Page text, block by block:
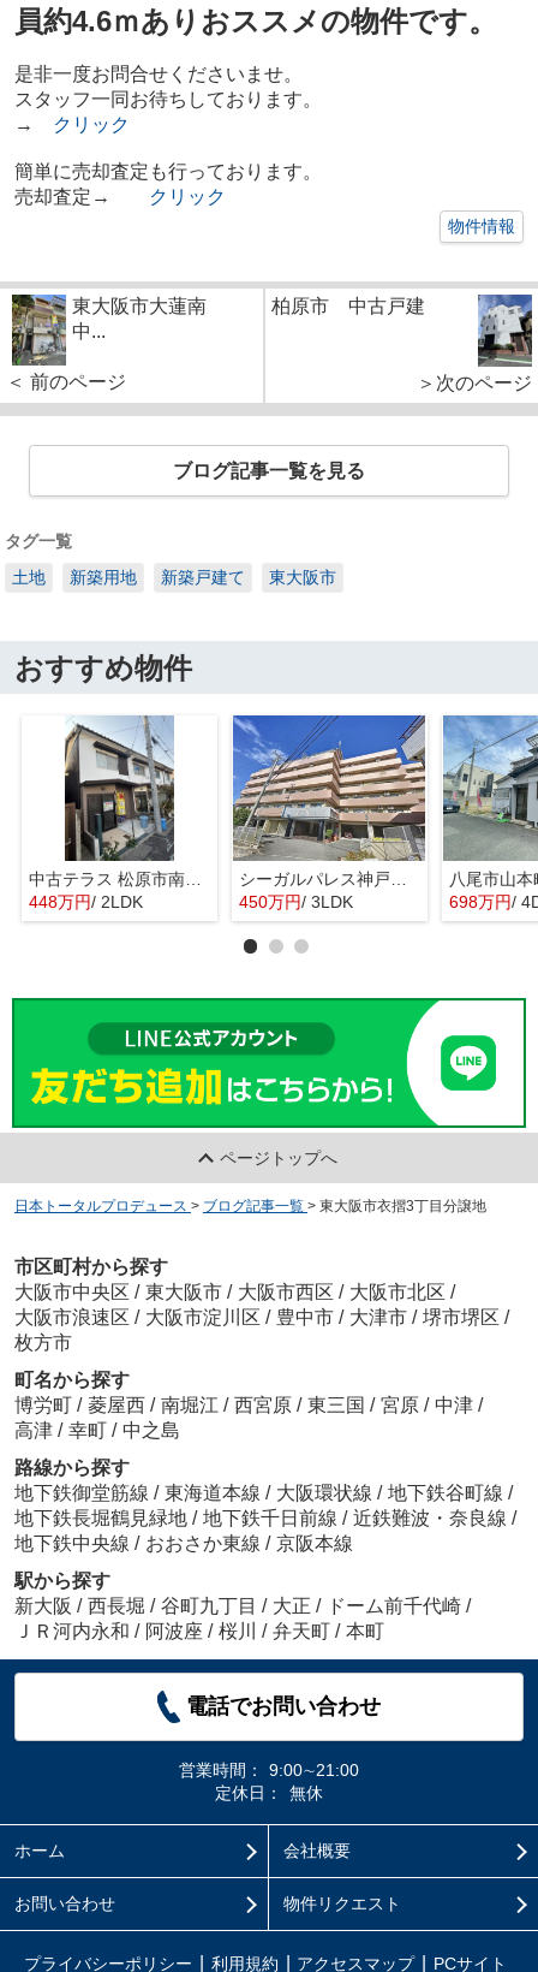
員約4.6ｍありおススメの物件です。
是非一度お問合せくださいませ。
スタッフ一同お待ちしております。
→
クリック
簡単に売却査定も行っております。
売却査定→
クリック
物件情報
東大阪市大蓮南
中...
＜ 前のページ
柏原市 中古戸建
＞次のページ
ブログ記事一覧を見る
タグ一覧
土地
新築用地 新築戸建て 東大阪市
おすすめ物件
中古テラス 松原市南新町1
448万円/ 2LDK
450万円/ 3LDK 698万円/
ページトップへ
日本トータルプロデュース > ブログ記事一覧 > 東大阪市衣摺3丁目分譲地
市区町村から探す
大阪市中央区 / 東大阪市 / 大阪市西区 / 大阪市北区 /
大阪市浪速区 / 大阪市淀川区 / 豊中市 / 大津市 / 堺市堺区 /
枚方市
町名から探す
博労町 / 菱屋西 / 南堀江 / 西宮原 / 東三国 / 宮原 / 中津 /
高津 / 幸町 / 中之島
路線から探す
地下鉄御堂筋線 / 東海道本線 / 大阪環状線 / 地下鉄谷町線 /
地下鉄長堀鶴見緑地 / 地下鉄千日前線 / 近鉄難波・奈良線 /
地下鉄中央線 / おおさか東線 / 京阪本線
駅から探す
新大阪 / 西長堀 / 谷町九丁目 / 大正 / ドーム前千代崎 /
ＪＲ河内永和 / 阿波座 / 桜川 / 弁天町 / 本町
電話でお問い合わせ
営業時間：
9:00∼21:00
定休日：
無休
ホーム 会社概要
お問い合わせ 物件リクエスト
プライバシーポリシー 利用規約 アクセスマップ PCサイト